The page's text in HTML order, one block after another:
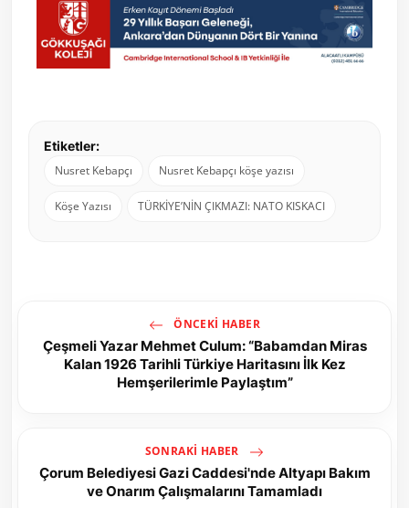
Etiketler:
Nusret Kebapçı
Nusret Kebapçı köşe yazısı
Köşe Yazısı TÜRKİYE’NİN ÇIKMAZI: NATO KISKACI
ÖNCEKI HABER
Çeşmeli Yazar Mehmet Culum: “Babamdan Miras
Kalan 1926 Tarihli Türkiye Haritasını İlk Kez
Hemşerilerimle Paylaştım”
SONRAKI HABER
Çorum Belediyesi Gazi Caddesi'nde Altyapı Bakım
ve Onarım Çalışmalarını Tamamladı